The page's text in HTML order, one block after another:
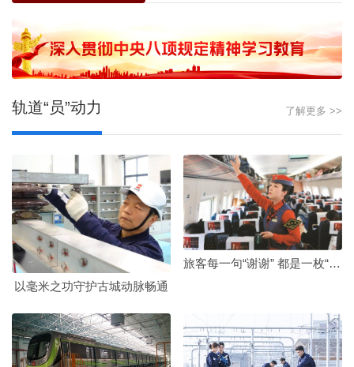
轨道“员”动力 了解更多 >>
以毫米之功守护古城动脉畅通
旅客每一句“谢谢” 都是一枚“奖章”